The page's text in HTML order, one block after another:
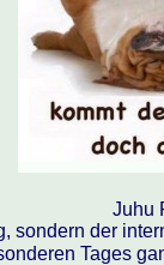
Juhu
sondern der
Tages